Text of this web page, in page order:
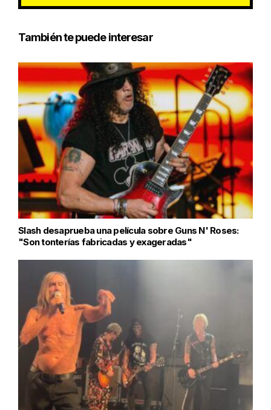
También te puede interesar
Slash desaprueba una película sobre Guns N' Roses:
"Son tonterías fabricadas y exageradas"